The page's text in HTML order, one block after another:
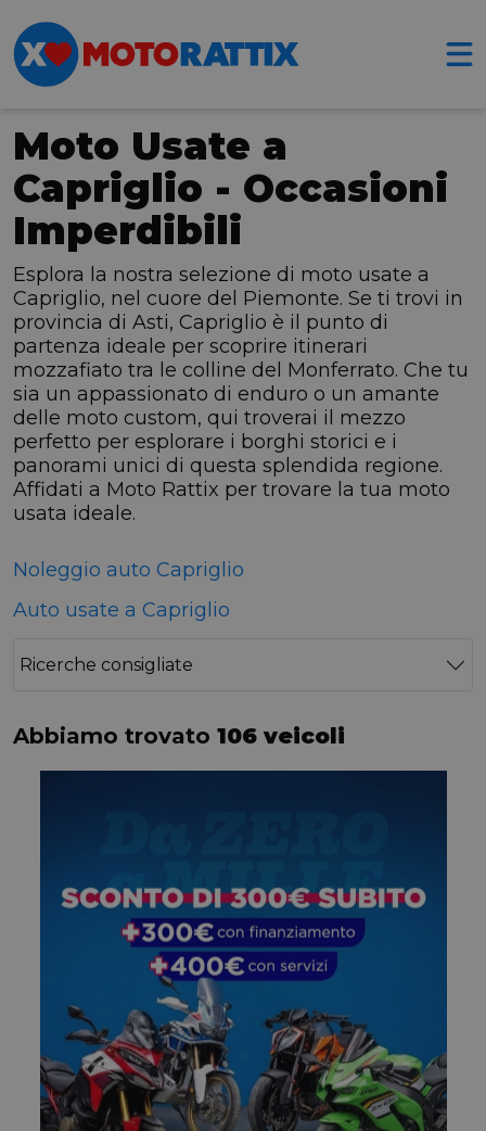
Moto Usate a
Capriglio - Occasioni
Imperdibili
Esplora la nostra selezione di moto usate a
Capriglio, nel cuore del Piemonte. Se ti trovi in
provincia di Asti, Capriglio è il punto di
partenza ideale per scoprire itinerari
mozzafiato tra le colline del Monferrato. Che tu
sia un appassionato di enduro o un amante
delle moto custom, qui troverai il mezzo
perfetto per esplorare i borghi storici e i
panorami unici di questa splendida regione.
Affidati a Moto Rattix per trovare la tua moto
usata ideale.
Noleggio auto Capriglio
Auto usate a Capriglio
Ricerche consigliate
Abbiamo trovato 106 veicoli